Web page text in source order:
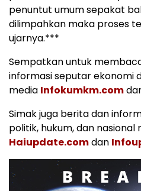
penuntut umum sepakat
dilimpahkan maka proses
ujarnya.***
Sempatkan untuk
informasi seputar ekonomi
media Infokumkm.com
Simak juga berita dan
politik, hukum, dan nasional
Haiupdate.comdan